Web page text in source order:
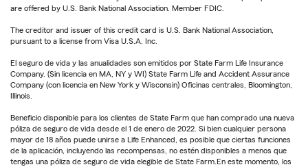
are offered by U.S. Bank National Association. Member FDIC.
The creditor and issuer of this credit card is U.S. Bank National Association,
pursuant to a license from Visa U.S.A. Inc.
El seguro de vida y las anualidades son emitidos por State Farm Life Insurance
Company. (Sin licencia en MA, NY y WI) State Farm Life and Accident Assurance
Company (con licencia en New York y Wisconsin) Oficinas centrales, Bloomington,
Illinois.
Beneficio disponible para los clientes de State Farm que han comprado una nueva
póliza de seguro de vida desde el 1 de enero de 2022. Si bien cualquier persona
mayor de 18 años puede unirse a Life Enhanced, es posible que ciertas funciones
de la aplicación, incluyendo las recompensas, no estén disponibles a menos que
tengas una póliza de seguro de vida elegible de State Farm.En este momento, los